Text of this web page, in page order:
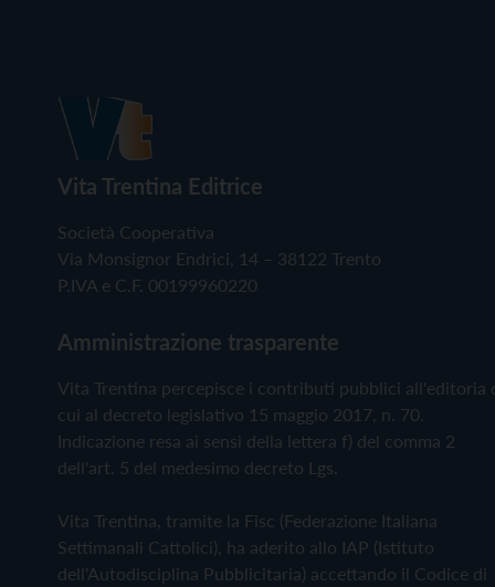
Vita Trentina Editrice
Società Cooperativa
Via Monsignor Endrici, 14 – 38122 Trento
P.IVA e C.F. 00199960220
Amministrazione trasparente
Vita Trentina percepisce i contributi pubblici all'editoria
cui al decreto legislativo 15 maggio 2017, n. 70.
Indicazione resa ai sensi della lettera f) del comma 2
dell'art. 5 del medesimo decreto Lgs.
Vita Trentina, tramite la Fisc (Federazione Italiana
Settimanali Cattolici), ha aderito allo IAP (Istituto
dell'Autodisciplina Pubblicitaria) accettando il Codice di